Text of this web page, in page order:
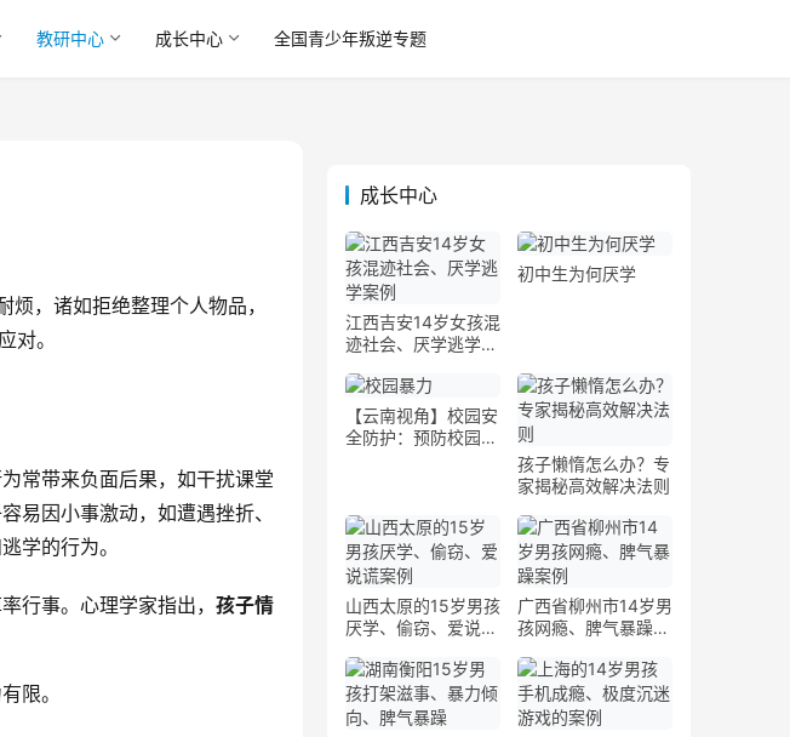
教研中心 成长中心 全国青少年叛逆专题
，诸如拒绝整理个人物品，
对。
常带来负面后果，如干扰课堂
易因小事激动，如遭遇挫折、
学的行为。
行事。心理学家指出， 孩子情
限。
成长中心
江西吉安14岁女孩混
迹社会、厌学逃学案
初中生为何厌学
【云南视角】校园安
全防护：预防校园暴
孩子懒惰怎么办？专
家揭秘高效解决法则
山西太原的15岁男孩
厌学、偷窃、爱说谎
广西省柳州市14岁男
孩网瘾、脾气暴躁案